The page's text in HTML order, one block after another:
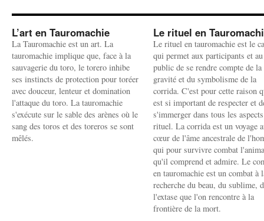
L’art en Tauromachie
La Tauromachie est un art. La
tauromachie implique que, face à la
sauvagerie du toro, le torero inhibe
ses instincts de protection pour toréer
avec douceur, lenteur et domination
l'attaque du toro. La tauromachie
s'exécute sur le sable des arènes où le
sang des toros et des toreros se sont
mêlés.
Le rituel en
Le rituel en tauromachie est le
qui permet aux participants et au
public de se rendre compte de la
gravité et du symbolisme de la
corrida. C'est pour cette raison
est si important de respecter et
s'immerger dans tous les
rituel. La corrida est un voyage
cœur de l'âme ancestrale de
qui pour survivre combat
qu'il comprend et admire. Le
en tauromachie est un combat à
recherche du beau, du sublime,
l'extase que l'on rencontre à la
frontière de la mort.